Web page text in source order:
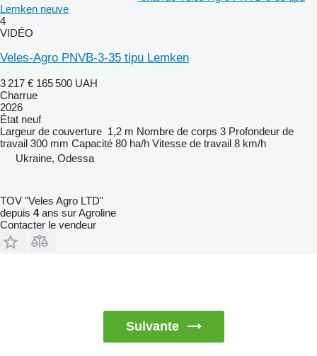
Lemken neuve
4
VIDÉO
Veles-Agro PNVB-3-35 tipu Lemken
3 217 € 165 500 UAH
Charrue
2026
État neuf
Largeur de couverture 1,2 m Nombre de corps 3 Profondeur de
travail 300 mm Capacité 80 ha/h Vitesse de travail 8 km/h
Ukraine, Odessa
TOV "Veles Agro LTD"
depuis 4ans sur Agroline
Contacter le vendeur
Suivante